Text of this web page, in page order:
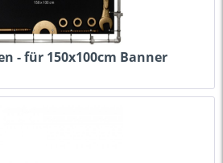
- für 150x100cm Banner